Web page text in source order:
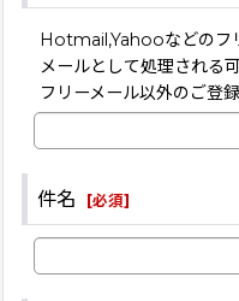
Hotmail,Yahooなどのフ
メールとして処理される
フリーメール以外のご登
件名 [必須]